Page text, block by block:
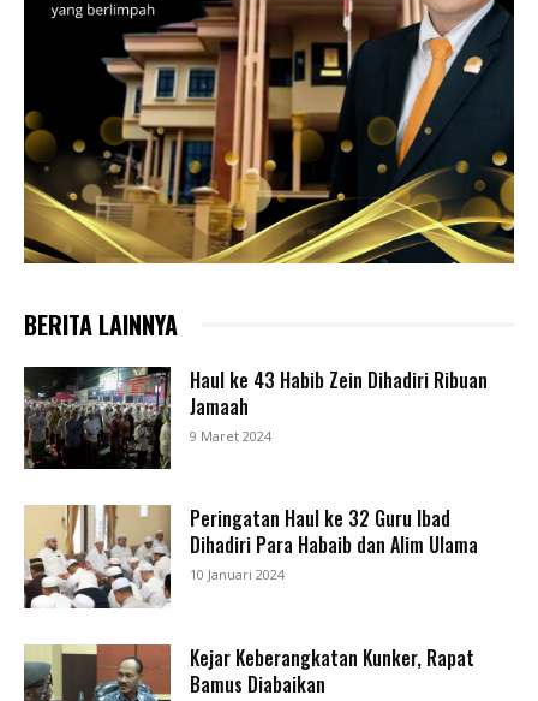
BERITA LAINNYA
Haul ke 43 Habib Zein Dihadiri Ribuan
Jamaah
9 Maret 2024
Peringatan Haul ke 32 Guru Ibad
Dihadiri Para Habaib dan Alim Ulama
10 Januari 2024
Kejar Keberangkatan Kunker, Rapat
Bamus Diabaikan